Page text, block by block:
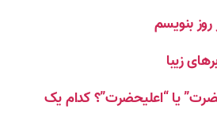
روز بنویسم
زیبا
یا “اعلیحضرت”؟ کدام یک